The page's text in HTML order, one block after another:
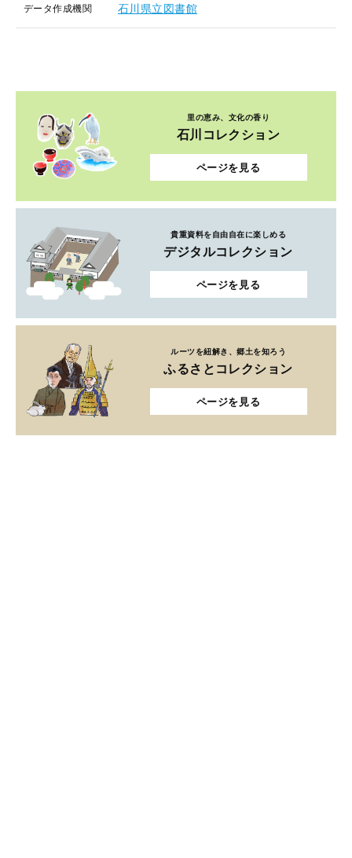
データ作成機関 石川県立図書館
里の恵み、文化の香り
石川コレクション
ページを見る
貴重資料を自由自在に楽しめる
デジタルコレクション
ページを見る
ルーツを紐解き、郷土を知ろう
ふるさとコレクション
ページを見る